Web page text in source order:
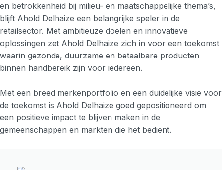
en betrokkenheid bij milieu- en maatschappelijke thema’s,
blijft Ahold Delhaize een belangrijke speler in de
retailsector. Met ambitieuze doelen en innovatieve
oplossingen zet Ahold Delhaize zich in voor een toekomst
waarin gezonde, duurzame en betaalbare producten
binnen handbereik zijn voor iedereen.
Met een breed merkenportfolio en een duidelijke visie voor
de toekomst is Ahold Delhaize goed gepositioneerd om
een positieve impact te blijven maken in de
gemeenschappen en markten die het bedient.